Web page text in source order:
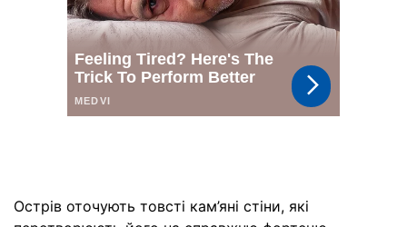
Острів оточують товсті кам’яні стіни, які